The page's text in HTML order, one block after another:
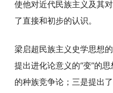
使他对近代民族主义及其
了直接和初步的认识。
梁启超民族主义史学思想
提出进化论意义的“变”的
的种族竞争论；三是提出